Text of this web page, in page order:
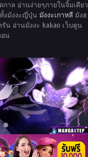
าล อ่านง่ายๆภายในจิ้มเดียว
งมังงะญี่ปุ่น มังงะเกาหลีมังฮ
น อ่านมังงะ kakao เว็บตูน
น